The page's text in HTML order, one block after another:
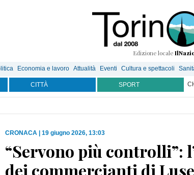
Edizione locale
Economia e lavoro Attualità Eventi Cultura e spettacoli
CITTÀ SPORT
CRONACA 19 giugno 2026, 13:03
“Servono più controlli”:
dei commercianti di